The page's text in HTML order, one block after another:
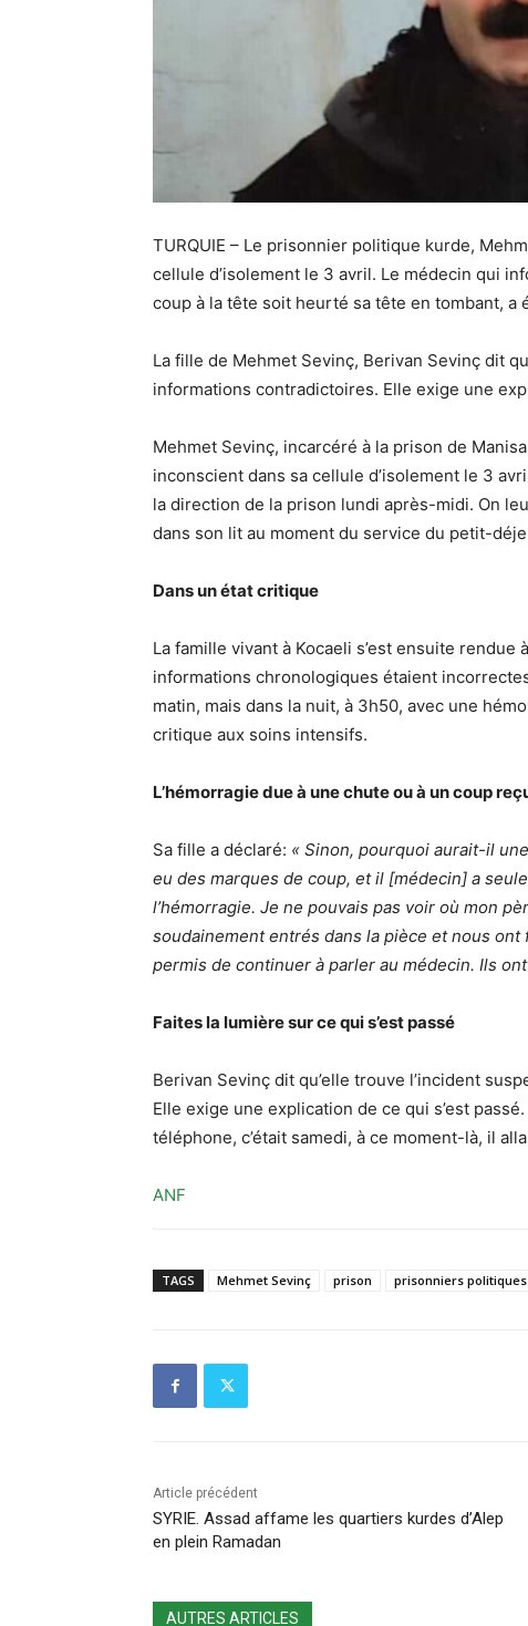
TURQUIE – Le prisonnier politique kurde,
cellule d’isolement le 3 avril. Le médecin qui
coup à la tête soit heurté sa tête en tombant,
La fille de Mehmet Sevinç, Berivan Sevinç dit
informations contradictoires. Elle exige une
Mehmet Sevinç, incarcéré à la prison de
inconscient dans sa cellule d’isolement le 3
la direction de la prison lundi après-midi. On
dans son lit au moment du service du petit-
Dans un état critique
La famille vivant à Kocaeli s’est ensuite
informations chronologiques étaient
matin, mais dans la nuit, à 3h50, avec une
critique aux soins intensifs.
L’hémorragie due à une chute ou à un coup
Sa fille a déclaré: « Sinon, pourquoi aurait-il
eu des marques de coup, et il [médecin] a
l’hémorragie. Je ne pouvais pas voir où mon
soudainement entrés dans la pièce et nous
permis de continuer à parler au médecin. Ils
Faites la lumière sur ce qui s’est passé
Berivan Sevinç dit qu’elle trouve l’incident
Elle exige une explication de ce qui s’est
téléphone, c’était samedi, à ce moment-là, il
ANF
TAGS Mehmet Sevinç prison prisonniers
Article précédent
SYRIE. Assad affame les quartiers kurdes d’Alep
en plein Ramadan
AUTRES ARTICLES